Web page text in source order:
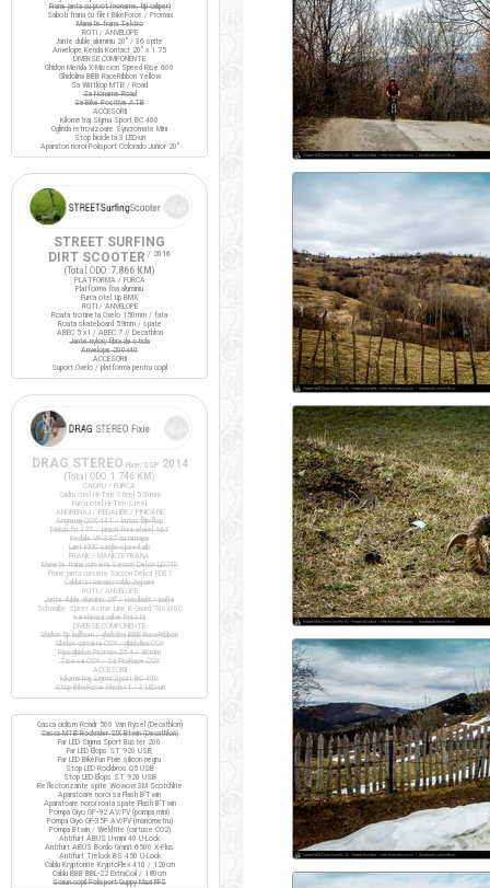
Frane janta cu pivot (noname, tip caliper)
Saboti frana cu filet BikeForce / Promax
Manete frana Tektro
ROTI / ANVELOPE
Jante duble aluminiu 20" / 36 spite
Anvelope Kenda Kontact 20" x 1.75
DIVERSE COMPONENTE
Ghidon Merida X-Mission Speed Rise 600
Ghidolina BBB RaceRibbon Yellow
Sa Wittkop MTB / Road
Sa Noname Road
Sa Bike Positive ATB
ACCESORII
Kilometraj Sigma Sport BC 400
Oglinda retrovizoare Syncromate Mini
Stop bicicleta 3 LED-uri
Aparatori noroi Polisport Colorado Junior 20"
STREET SURFING
DIRT SCOOTER / 2016
(Total ODO: 7.866 KM )
PLATFORMA / FURCA
Platforma fixa aluminiu
Furca otel tip BMX
ROTI / ANVELOPE
Roata trotineta Oxelo 150mm / fata
Roata skateboard 59mm / spate
ABEC 5 x1 / ABEC 7 // Decathlon
Jante nylon/fibra de sticla
Anvelope 200x40
ACCESORII
Suport Oxelo / platforma pentru copil
DRAG STEREO Fixie/SSP 2014
(Total ODO: 1.746 KM )
CADRU / FURCA
Cadru otel Hi-Ten Steel 520mm
Furca otel Hi-Ten Steel
ANGRENAJ / PEDALIER / PINIOANE
Angrenaj COX 44T / butuc flip-flop
Pinion fix 17T / pinion freewheel 16T
Pedale VP-397 cu ratrape
Lant KMC single-speed alb
FRANE / MANETE FRANA
Manete frana cursiera Saccon Dekor LD74P
Frane janta cursiera Saccon Dekor FD07
Cabluri si camasi cablu Jagwire
ROTI / ANVELOPE
Jante duble aluminiu 28" / Handbuilt / inalte
Schwalbe Spicer Active Line K-Guard 700x30C
+ extensii valve Presta
DIVERSE COMPONENTE
Ghidon tip bullhorn / ghidolina BBB RaceRibbon
Ghidon cursiera COX / ghidolina COX
Pipa ghidon Promax 25.4 / 80mm
Tisa sa COX / Sa ProRace COX
ACCESORII
Kilometraj Sigma Sport BC 400
Stop BikeForce Modest / 3 LED-uri
Casca ciclism Roadr 500 Van Rysel (Decathlon)
Casca MTB Rockrider SIX Btwin (Decathlon)
Far LED Sigma Sport Buster 200
Far LED Elops ST 920 USB
Far LED BikeFun Pixie silicon negru
Stop LED Rockbros Q5 USB
Stop LED Elops ST 920 USB
Reflectorizante spite Wowow 3M Scotchlite
Aparatoare noroi sa Flash B'Twin
Aparatoare noroi roata spate Flash B'Twin
Pompa Giyo GP-92 AV/FV (pompa mini)
Pompa Giyo GF-35P AV/FV (manometru)
Pompa Btwin / Weldtite (cartuse CO2)
Antifurt ABUS U-mini 40 U-Lock
Antifurt ABUS Bordo Granit 6500 X-Plus
Antifurt Trelock BS 450 U-Lock
Cablu Kryptonite KryptoFlex 410 / 120cm
Cablu BBB BBL-22 ExtraCoil / 180cm
Scaun copil Polisport Guppy Maxi FFS